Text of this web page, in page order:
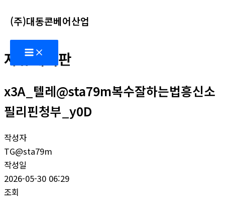
텐
츠
로
건
뛰
기
(주)대동콘베어산업
Main
Menu
자유게시판
x3A_텔레@sta79m복수잘하는법흥신소
필리핀청부_y0D
작성자
TG@sta79m
작성일
2026-05-30 06:29
조회